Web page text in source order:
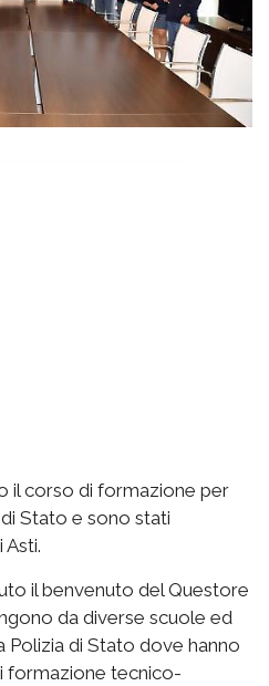
il corso di formazione per
Stato e sono stati
Asti.
il benvenuto del Questore
da diverse scuole ed
di Stato dove hanno
formazione tecnico-